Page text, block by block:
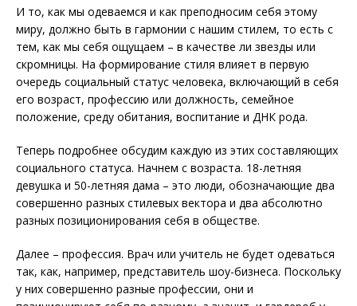
И то, как мы одеваемся и как преподносим себя этому
миру, должно быть в гармонии с нашим стилем, то есть с
тем, как мы себя ощущаем – в качестве ли звезды или
скромницы. На формирование стиля влияет в первую
очередь социальный статус человека, включающий в себя
его возраст, профессию или должность, семейное
положение, среду обитания, воспитание и ДНК рода.
Теперь подробнее обсудим каждую из этих составляющих
социального статуса. Начнем с возраста. 18-летняя
девушка и 50-летняя дама – это люди, обозначающие два
совершенно разных стилевых вектора и два абсолютно
разных позиционирования себя в обществе.
Далее – профессия. Врач или учитель не будет одеваться
так, как, например, представитель шоу-бизнеса. Поскольку
у них совершенно разные профессии, они и